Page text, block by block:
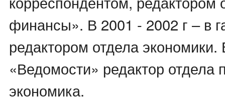
финансы». В 2001 - 2002 г – в
редактором отдела экономики.
«Ведомости» редактор отдела
экономика.